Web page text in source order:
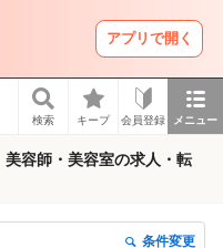
アプリで開く
検索 キープ 会員登録 メニュー
容師・美容室の求人・転
条件変更